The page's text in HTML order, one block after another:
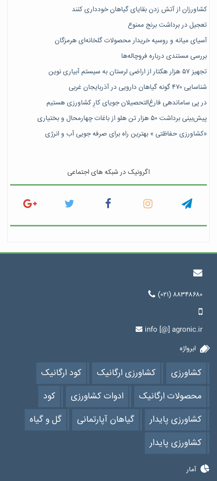
کشاورزان از آتش زدن بقایای گیاهان خودداری کنند
تعجیل در برداشت برنج ممنوع
آسیای میانه و روسیه خریدار محصولات گلخانه‌ای هرمزگان
بررسی مستندی درباره فروچاله‌ها
تجهیز ۵۷ هزار هکتار از اراضی لرستان به سیستم آبیاری نوین
شناسایی ۴۷٠ گونه گیاهان دارویی در آذربایجان غربی
در پی ساماندهی فارغ‌التحصیلان جویای کارِ کشاورزی هستیم
پیش‎‌بینی برداشت ۵۰ هزار تن هلو از باغات چهارمحال و بختیاری
«کشاورزی حفاظتی » بهترین راه برای صرفه جویی آب و انرژی
اگرونیک در شبکه های اجتماعی
(۰۲۱) ۸۸۳۴۸۶۸۰
info [@] agronic.ir
ابرواژه
کشاورزی کشاورزی ارگانیک
کود ارگانیک
محصولات ارگانیک
ادوات کشاورزی
کود
کشاورزی پایدار
گیاهان آپارتمانی
گل و گیاه
کشاورزی پایدار
آمار